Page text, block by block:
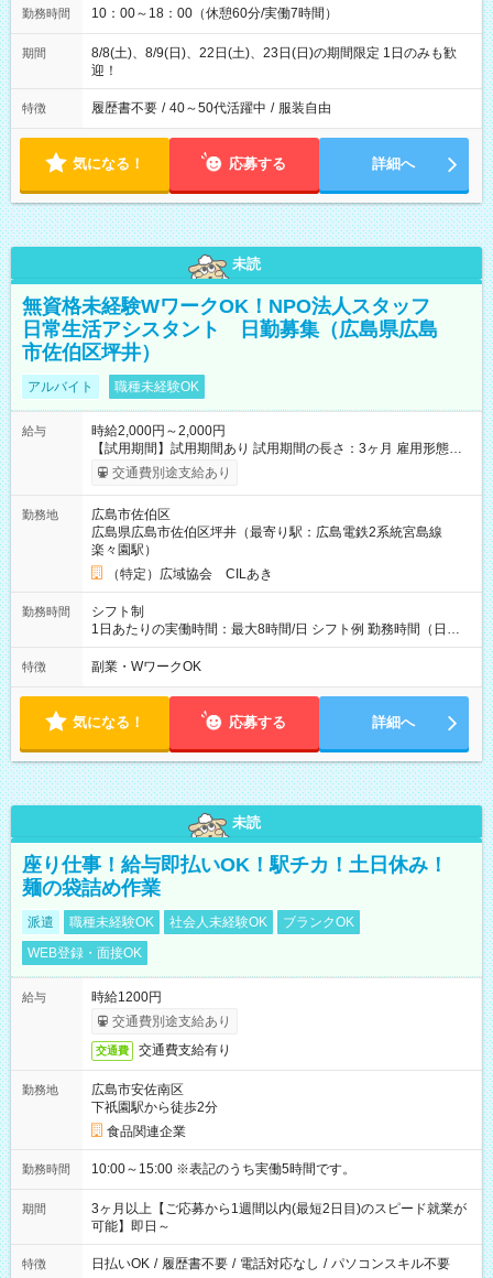
勤務時間 10：00～18：00（休憩60分/実働7時間）
期間
8/8(土)、8/9(日)、22日(土)、23日(日)の期間限定 1日のみも歓
迎！
特徴 履歴書不要 / 40～50代活躍中 / 服装自由
気になる！ 応募する 詳細へ
未読
無資格未経験WワークOK！NPO法人スタッフ
日常生活アシスタント 日勤募集（広島県広島
市佐伯区坪井）
アルバイト 職種未経験OK
給与
時給2,000円～2,000円
【試用期間】試用期間あり 試用期間の長さ：3ヶ月 雇用形態、
給与は本採用時と同じです。
交通費別途支給あり
勤務地
広島市佐伯区
広島県広島市佐伯区坪井（最寄り駅：広島電鉄2系統宮島線
楽々園駅）
（特定）広域協会 CILあき
勤務時間
シフト制
1日あたりの実働時間：最大8時間/日 シフト例 勤務時間（日
勤）・8時～18時 （実働時間8時間 待機休憩2時間）（日勤1回
あたりの給与 2万円）
特徴 副業・WワークOK
気になる！ 応募する 詳細へ
未読
座り仕事！給与即払いOK！駅チカ！土日休み！
麺の袋詰め作業
派遣 職種未経験OK 社会人未経験OK
ブランクOK
WEB登録・面接OK
給与
時給1200円
交通費別途支給あり
交通費 交通費支給有り
勤務地
広島市安佐南区
下祇園駅から徒歩2分
食品関連企業
勤務時間 10:00～15:00 ※表記のうち実働5時間です。
期間
3ヶ月以上【ご応募から1週間以内(最短2日目)のスピード就業が
可能】即日～
特徴 日払いOK / 履歴書不要 / 電話対応なし / パソコンスキル不要